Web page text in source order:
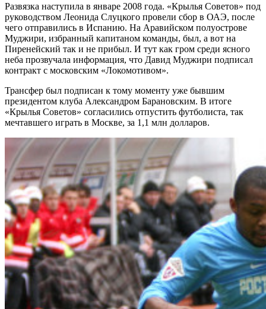
Развязка наступила в январе 2008 года. «Крылья Советов» под
руководством Леонида Слуцкого провели сбор в ОАЭ, после
чего отправились в Испанию. На Аравийском полуострове
Муджири, избранный капитаном команды, был, а вот на
Пиренейский так и не прибыл. И тут как гром среди ясного
неба прозвучала информация, что Давид Муджири подписал
контракт с московским «Локомотивом».
Трансфер был подписан к тому моменту уже бывшим
президентом клуба Александром Барановским. В итоге
«Крылья Советов» согласились отпустить футболиста, так
мечтавшего играть в Москве, за 1,1 млн долларов.